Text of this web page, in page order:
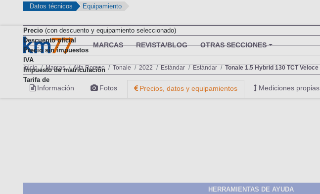
MARCAS REVISTA/BLOG OTRAS SECCIONES
Inicio Marcas Alfa Romeo Tonale 2022 Estándar Estándar Tonale 1.5 Hybrid 130 TCT Veloce
Información Fotos Precios, datos y equipamientos Mediciones propias
Datos técnicos Equipamiento
Precio (con descuento y equipamiento seleccionado)
Descuento oficial
Precio sin impuestos
IVA
Impuesto de matriculación
Tarifa de
HERRAMIENTAS DE AYUDA